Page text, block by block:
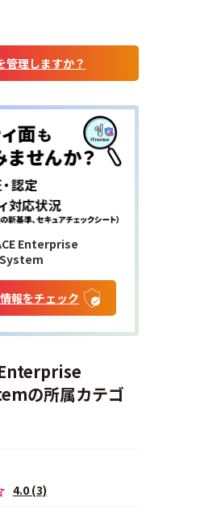
管理しますか？
Enterprise
報をチェック
の所属カテゴ
4.0 (3)